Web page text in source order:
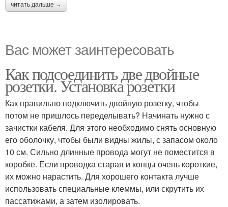
читать дальше →
Вас может заинтересовать
Как подсоединить две двойные
розетки. Установка розетки
Как правильно подключить двойную розетку, чтобы
потом не пришлось переделывать? Начинать нужно с
зачистки кабеля. Для этого необходимо снять основную
его оболочку, чтобы были видны жилы, с запасом около
10 см. Сильно длинные провода могут не поместится в
коробке. Если проводка старая и концы очень короткие,
их можно нарастить. Для хорошего контакта лучше
использовать специальные клеммы, или скрутить их
пассатижами, а затем изолировать.